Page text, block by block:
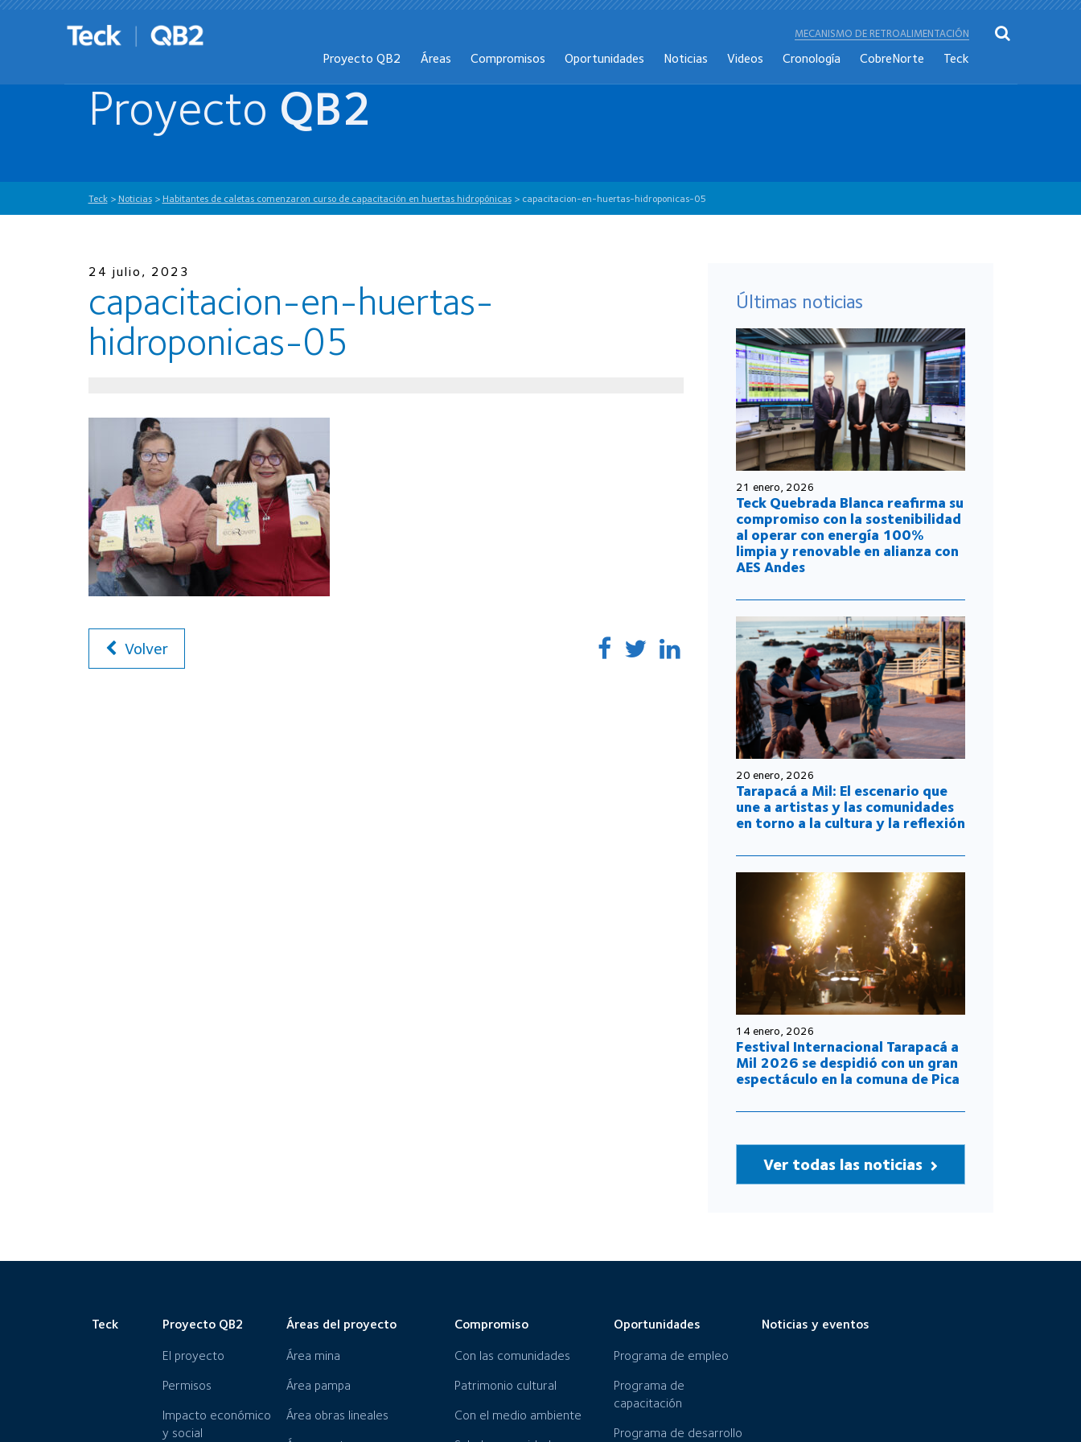
MECANISMO DE RETROALIMENTACIÓN
Proyecto QB2 Áreas Compromisos Oportunidades Noticias Videos Cronología CobreNorte Teck
Proyecto QB2
Teck> Noticias> Habitantes de caletas comenzaron curso de capacitación en huertas hidropónicas> capacitacion-en-huertas-hidroponicas-05
24 julio, 2023
capacitacion-en-huertas-
hidroponicas-05
Volver
Últimas noticias
21 enero, 2026
Teck Quebrada Blanca reafirma su
compromiso con la sostenibilidad
al operar con energía 100%
limpia y renovable en alianza con
AES Andes
20 enero, 2026
Tarapacá a Mil: El escenario que
une a artistas y las comunidades
en torno a la cultura y la reflexión
14 enero, 2026
Festival Internacional Tarapacá a
Mil 2026 se despidió con un gran
espectáculo en la comuna de Pica
Ver todas las noticias
Teck Proyecto QB2
El proyecto
Permisos
Impacto económico
y social
Áreas del proyecto
Área mina
Área pampa
Área obras lineales
Compromiso
Con las comunidades
Patrimonio cultural
Con el medio ambiente
Oportunidades
Programa de empleo
Programa de
capacitación
Programa de desarrollo
Noticias y eventos